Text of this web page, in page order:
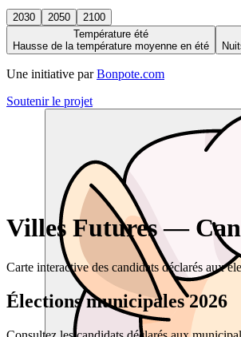
2030 2050
2100
Température été
Hausse de la température moyenne en été
Une initiative par Bonpote.com
Soutenir le projet
Villes Futures —
Carte interactive des candidats déclarés aux
Élections municipales 2026